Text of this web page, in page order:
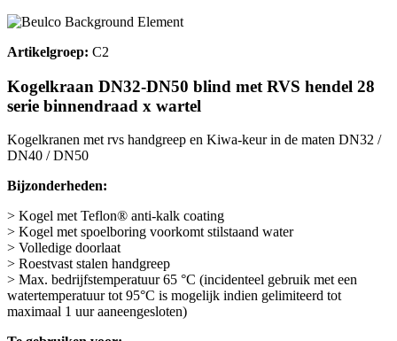
Artikelgroep: C2
Kogelkraan DN32-DN50 blind met RVS hendel 28
serie binnendraad x wartel
Kogelkranen met rvs handgreep en Kiwa-keur in de maten DN32 /
DN40 / DN50
Bijzonderheden:
> Kogel met Teflon® anti-kalk coating
> Kogel met spoelboring voorkomt stilstaand water
> Volledige doorlaat
> Roestvast stalen handgreep
> Max. bedrijfstemperatuur 65 °C (incidenteel gebruik met een
watertemperatuur tot 95°C is mogelijk indien gelimiteerd tot
maximaal 1 uur aaneengesloten)